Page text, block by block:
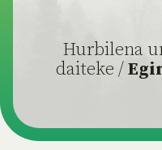
Hurbilena
daiteke /